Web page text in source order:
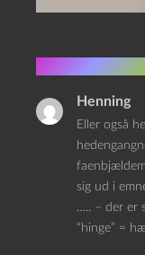
3
Henning
Eller også
sig ud i
….. – der er
“hinge” =